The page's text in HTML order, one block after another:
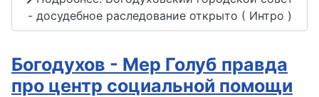
- досудебное раследование открыто ( Интро )
Богодухов - Мер Голуб правда
про центр социальной помощи